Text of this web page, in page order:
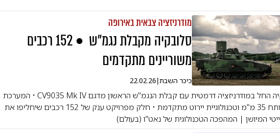
מודרניזציה צבאית באירופה
סלובקיה מקבלת נגמ"ש • 152 רכבים
משוריינים מתקדמים
כיכר השבת|
22.02.26
צבא סלובקיה החל במודרניזציה דרמטית עם קבלת הנגמ"ש הראשון מדגם CV9035 Mk IV • המערכת
מצוידה בתותח 35 מ"מ וטכנולוגיית יירוט מתקדמת • חלק מפרויקט ענק של 152 רכבים שיחליפו את
המיושן | המהפכה הטכנולוגית של נאט"ו (בעולם)